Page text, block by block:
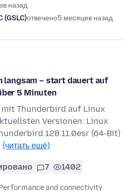
назад
(GSLC)отвечено5 месяцев назад
langsam – start dauert auf
5 Minuten
mit Thunderbird auf Linux
Versionen: Linux
128.11.0esr (64-Bit)
(читать ещё)
7 1402
and connectivity